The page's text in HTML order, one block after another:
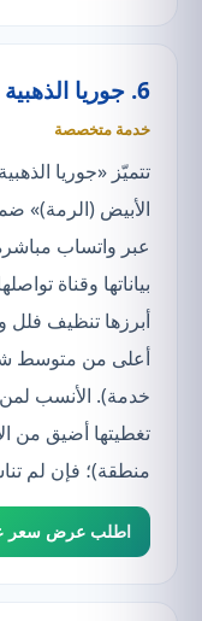
6. جوريا الذهبية
خدمة متخصصة
تتميّز «جوريا
الأبيض (الرمة)»
عبر واتساب
أبرزها تنظيف
خدمة). الأنسب
منطقة)؛ فإن لم
اطلب عرض سعر